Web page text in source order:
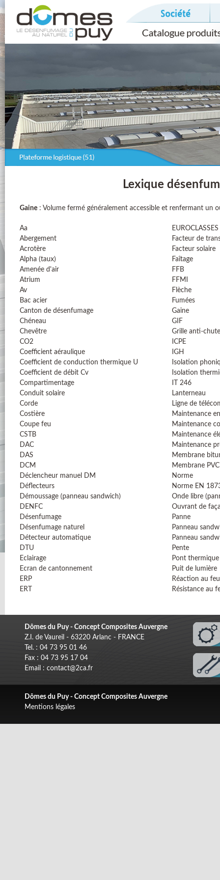
Lexique
Gaine : Volume fermé généralement accessible et renfermant un
Aa
Abergement
Acrotère
Alpha (taux)
Amenée d'air
Atrium
Av
Bac acier
Canton de désenfumage
Chéneau
Chevêtre
CO2
Coefficient aéraulique
Coefficient de conduction thermique U
Coefficient de débit Cv
Compartimentage
Conduit solaire
Corde
Costière
Coupe feu
CSTB
DAC
DAS
DCM
Déclencheur manuel DM
Déflecteurs
Démoussage (panneau sandwich)
DENFC
Désenfumage
Désenfumage naturel
Détecteur automatique
DTU
Eclairage
Ecran de cantonnement
ERP
ERT
EUROCLASSES
Facteur de
Facteur solaire
Faîtage
FFB
FFMI
Flèche
Fumées
Gaine
GIF
Grille anti-chute
ICPE
IGH
Isolation
Isolation
IT 246
Lanterneau
Ligne de
Maintenance
Maintenance
Maintenance
Maintenance
Membrane
Membrane PVC
Norme
Norme EN
Onde libre
Ouvrant de
Panne
Panneau
Panneau
Pente
Pont thermique
Puit de lumière
Réaction au feu
Résistance au
Dômes du Puy - Concept Composites Auvergne
Z.I. de Vaureil - 63220 Arlanc - FRANCE
Tel. : 04 73 95 01 46
Fax : 04 73 95 17 04
Email : contact@2ca.fr
Dômes du Puy - Concept Composites Auvergne
Mentions légales